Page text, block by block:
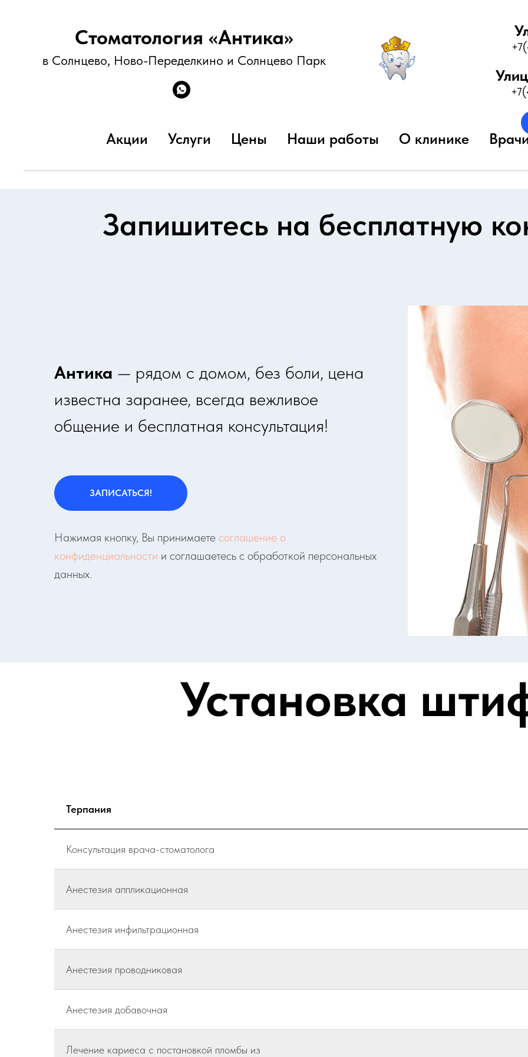
Стоматология «Антика»
в Солнцево, Ново-Переделкино и Солнцево Парк
+7
+7
Акции Услуги Цены Наши работы О клинике
Запишитесь на бесплатную
Антика — рядом с домом, без боли, цена
известна заранее, всегда вежливое
общение и бесплатная консультация!
ЗАПИСАТЬСЯ!
Нажимая кнопку, Вы принимаете соглашение о
конфиденциальности и соглашаетесь с обработкой персональных
данных.
Установка
Терпания
Консультация врача-стоматолога
Анестезия аппликационная
Анестезия инфильтрационная
Анестезия проводниковая
Анестезия добавочная
Лечение кариеса с постановкой пломбы из